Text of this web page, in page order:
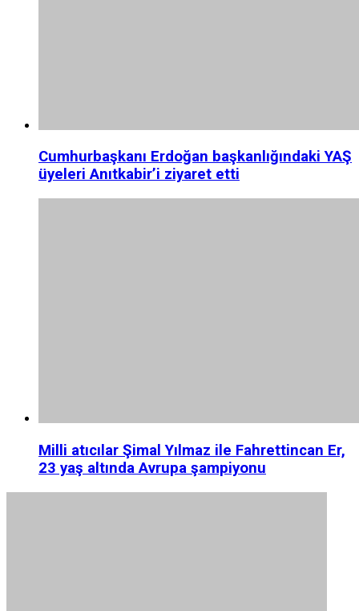
Cumhurbaşkanı Erdoğan başkanlığındaki YAŞ
üyeleri Anıtkabir’i ziyaret etti
Milli atıcılar Şimal Yılmaz ile Fahrettincan Er,
23 yaş altında Avrupa şampiyonu